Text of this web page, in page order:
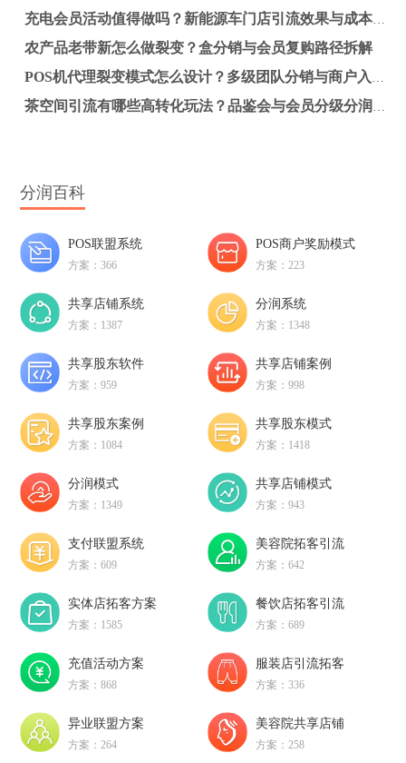
充电会员活动值得做吗？新能源车门店引流效果与成本测算详解
农产品老带新怎么做裂变？盒分销与会员复购路径拆解
POS机代理裂变模式怎么设计？多级团队分销与商户入网奖励怎么拆解更合理？
茶空间引流有哪些高转化玩法？品鉴会与会员分级分润效果对比
分润百科
POS联盟系统
方案：366
POS商户奖励模式
方案：223
共享店铺系统
方案：1387
分润系统
方案：1348
共享股东软件
方案：959
共享店铺案例
方案：998
共享股东案例
方案：1084
共享股东模式
方案：1418
分润模式
方案：1349
共享店铺模式
方案：943
支付联盟系统
方案：609
美容院拓客引流
方案：642
实体店拓客方案
方案：1585
餐饮店拓客引流
方案：689
充值活动方案
方案：868
服装店引流拓客
方案：336
异业联盟方案
方案：264
美容院共享店铺
方案：258